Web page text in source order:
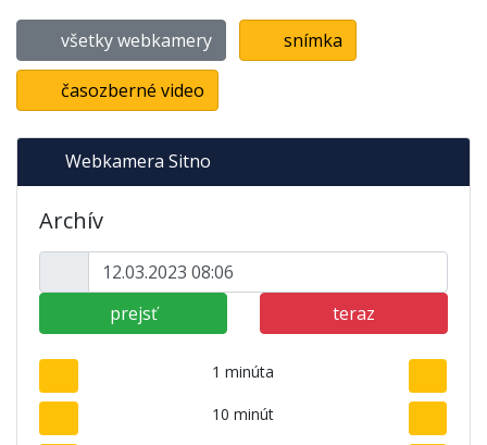
všetky webkamery snímka
časozberné video
Webkamera Sitno
Archív
prejsť teraz
1 minúta
10 minút